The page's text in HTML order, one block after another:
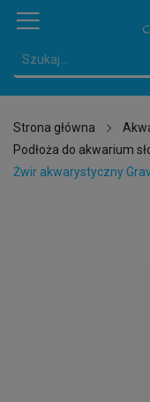
Strona główna
Podłoża do akwarium
Żwir akwarystyczny